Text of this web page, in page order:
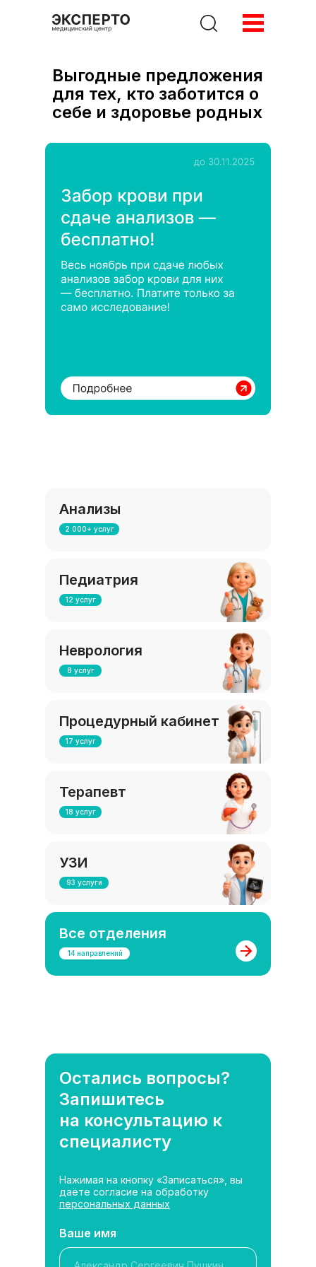
Выгодные предложения
для тех, кто заботится о
себе и здоровье родных
Неврология
8 услуг
Анализы
2 000+ услуг
УЗИ
93 услуги
Терапевт
18 услуг
Процедурный кабинет
17 услуг
Педиатрия
12 услуг
Все отделения
14 направлений
Остались вопросы?
Запишитесь
на консультацию к
специалисту
Нажимая на кнопку «Записаться», вы
даёте согласие на обработку
персональных данных
Ваше имя